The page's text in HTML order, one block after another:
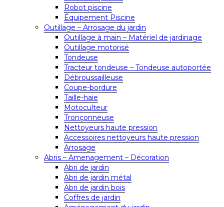
Robot piscine
Équipement Piscine
Outillage – Arrosage du jardin
Outillage à main – Matériel de jardinage
Outillage motorisé
Tondeuse
Tracteur tondeuse – Tondeuse autoportée
Débroussailleuse
Coupe-bordure
Taille-haie
Motoculteur
Tronçonneuse
Nettoyeurs haute pression
Accessoires nettoyeurs haute pression
Arrosage
Abris – Amenagement – Décoration
Abri de jardin
Abri de jardin métal
Abri de jardin bois
Coffres de jardin